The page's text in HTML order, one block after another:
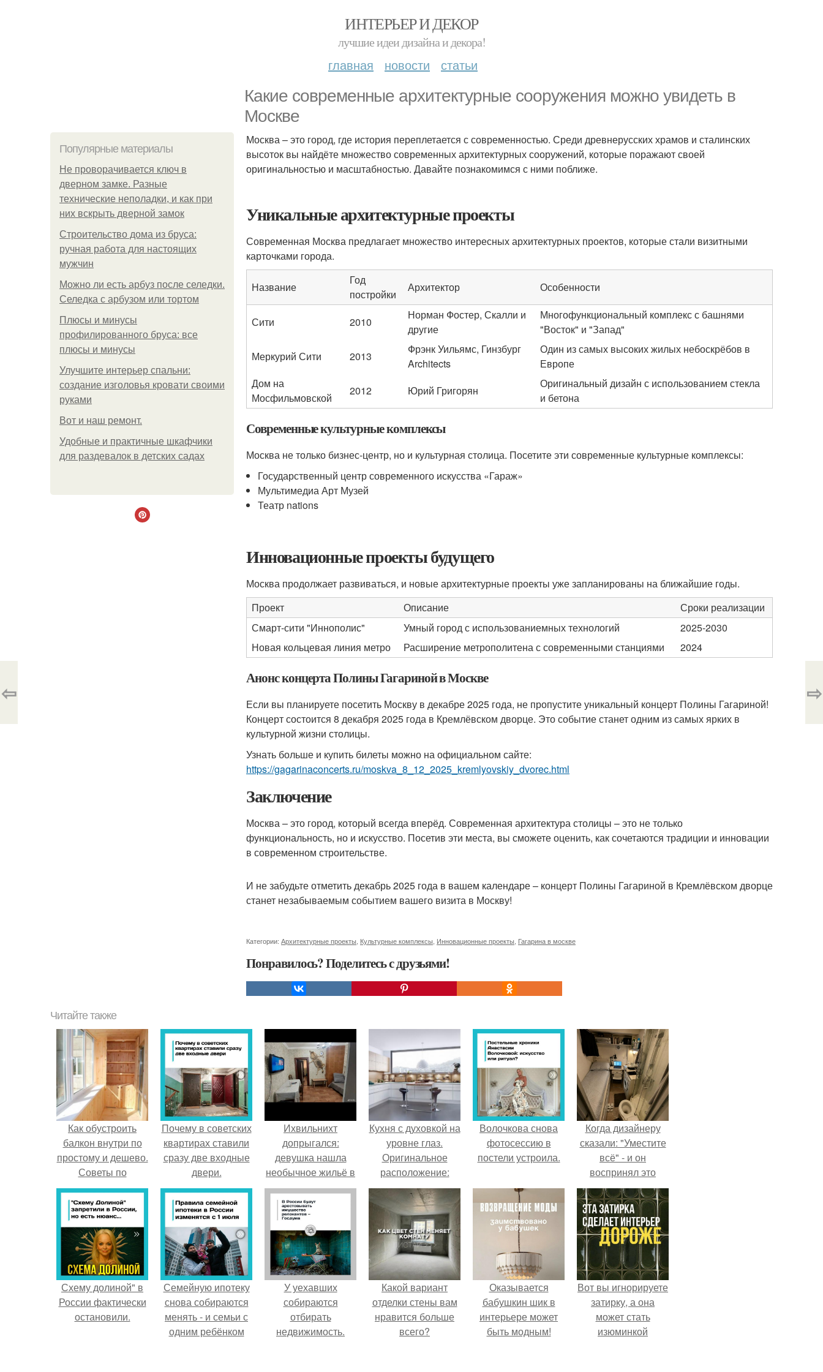
ИНТЕРЬЕР И ДЕКОР
лучшие идеи дизайна и декора!
главная новости статьи
Какие современные архитектурные сооружения можно увидеть в
Москве
Популярные материалы
Не проворачивается ключ в
дверном замке. Разные
технические неполадки, и как при
них вскрыть дверной замок
Строительство дома из бруса:
ручная работа для настоящих
мужчин
Можно ли есть арбуз после селедки.
Селедка с арбузом или тортом
Плюсы и минусы
профилированного бруса: все
плюсы и минусы
Улучшите интерьер спальни:
создание изголовья кровати своими
руками
Boт и наш ремoнт.
Удобные и практичные шкафчики
для раздевалок в детских садах
Москва – это город, где история переплетается с современностью. Среди древнерусских храмов и сталинских
высоток вы найдёте множество современных архитектурных сооружений, которые поражают своей
оригинальностью и масштабностью. Давайте познакомимся с ними поближе.
Уникальные архитектурные проекты
Современная Москва предлагает множество интересных архитектурных проектов, которые стали визитными
карточками города.
Название
Год
постройки
Архитектор Особенности
Сити 2010
Норман Фостер, Скалли и
другие
Многофункциональный комплекс с башнями
"Восток" и "Запад"
Меркурий Сити
2013
Фрэнк Уильямс, Гинзбург
Architects
Один из самых высоких жилых небоскрёбов в
Европе
Дом на
Мосфильмовской
2012 Юрий Григорян
Оригинальный дизайн с использованием стекла
и бетона
Современные культурные комплексы
Москва не только бизнес-центр, но и культурная столица. Посетите эти современные культурные комплексы:
Государственный центр современного искусства «Гараж»
Мультимедиа Арт Музей
Театр nations
Инновационные проекты будущего
Москва продолжает развиваться, и новые архитектурные проекты уже запланированы на ближайшие годы.
Проект
Описание
Сроки реализации
Смарт-сити "Иннополис"
Умный город с использованиемных технологий
2025-2030
Новая кольцевая линия метро
Расширение метрополитена с современными станциями 2024
Анонс концерта Полины Гагариной в Москве
Если вы планируете посетить Москву в декабре 2025 года, не пропустите уникальный концерт Полины Гагариной!
Концерт состоится 8 декабря 2025 года в Кремлёвском дворце. Это событие станет одним из самых ярких в
культурной жизни столицы.
Узнать больше и купить билеты можно на официальном сайте:
https://gagarinaconcerts.ru/moskva_8_12_2025_kremlyovskiy_dvorec.html
Заключение
Москва – это город, который всегда вперёд. Современная архитектура столицы – это не только
функциональность, но и искусство. Посетив эти места, вы сможете оценить, как сочетаются традиции и инновации
в современном строительстве.
И не забудьте отметить декабрь 2025 года в вашем календаре – концерт Полины Гагариной в Кремлёвском дворце
станет незабываемым событием вашего визита в Москву!
Категории: Архитектурные проекты Культурные комплексы Инновационные проекты Гагарина в москве
Понравилось? Поделитесь с друзьями!
⇦ ⇨
Читайте также
Как обустроить
балкон внутри по
простому и дешево.
Советы по
обустройству
балкона
Почему в советских
квартирах ставили
сразу две входные
двери.
Ихвильнихт
допрыгался:
девушка нашла
необычное жильё в
Пятигорске.
Кухня с духовкой на
уровне глаз.
Оригинальное
расположение:
минусы и также
недостатки
Волочкова снова
фотосессию в
постели устроила.
Когда дизайнеру
сказали: "Уместите
всё" - и он
воспринял это
слишком
буквально.
Схему долиной" в
России фактически
остановили.
Семейную ипотеку
снова собираются
менять - и семьи с
одним ребёнком
У уехавших
собираются
отбирать
недвижимость.
Какой вариант
отделки стены вам
нравится больше
всего?
Оказывается
бабушкин шик в
интерьере может
быть модным!
Вот вы игнорируете
затирку, а она
может стать
изюминкой